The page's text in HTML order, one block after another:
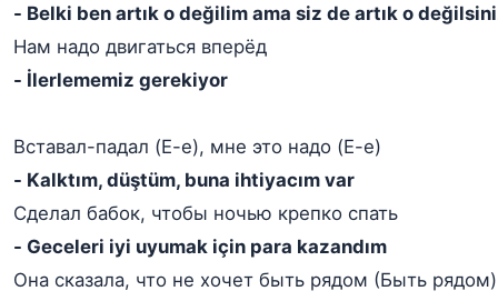
- Belki ben artık o değilim ama siz de artık o
Нам надо двигаться вперёд
- İlerlememiz gerekiyor
Вставал-падал (Е-е), мне это надо (Е-е)
- Kalktım, düştüm, buna ihtiyacım var
Сделал бабок, чтобы ночью крепко спать
- Geceleri iyi uyumak için para kazandım
Она сказала, что не хочет быть рядом (Быть рядом)